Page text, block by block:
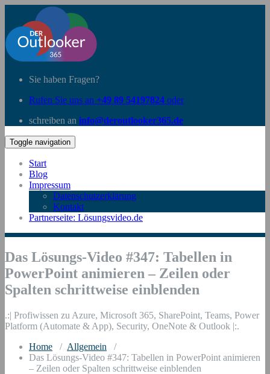
Sie haben Fragen?
Rufen Sie uns an +49 89 54197824 oder
schreiben an info@deroutlooker365.de
Toggle navigation
Start
Blog
Impressum
Datenschutzerklärung
Kontakt
Partnerseite: Lösungsvideo.de
Das Lösungs-Video #347: Tabellen in
PowerPoint animieren – Zeilen oder
Spalten schrittweise einblenden
.:| Profiwissen zu Azure, Microsoft 365, SharePoint, Teams, Power
Platform (Automate & App), Security, OneNote & Outlook |:.
Home / Allgemein /
Das Lösungs-Video #347: Tabellen in PowerPoint animieren
– Zeilen oder Spalten schrittweise einblenden